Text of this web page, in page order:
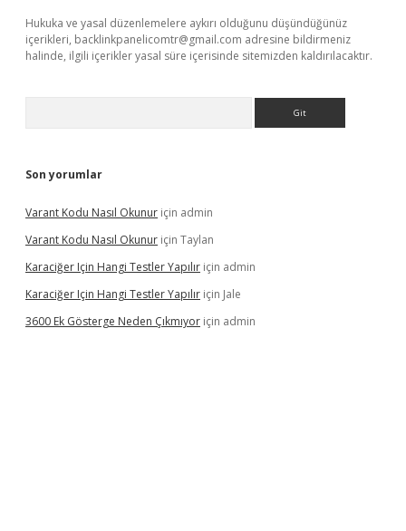
Hukuka ve yasal düzenlemelere aykırı olduğunu düşündüğünüz
içerikleri, backlinkpanelicomtr@gmail.com adresine bildirmeniz
halinde, ilgili içerikler yasal süre içerisinde sitemizden kaldırılacaktır.
Son yorumlar
Varant Kodu Nasıl Okunur için admin
Varant Kodu Nasıl Okunur için Taylan
Karaciğer Için Hangi Testler Yapılır için admin
Karaciğer Için Hangi Testler Yapılır için Jale
3600 Ek Gösterge Neden Çıkmıyor için admin